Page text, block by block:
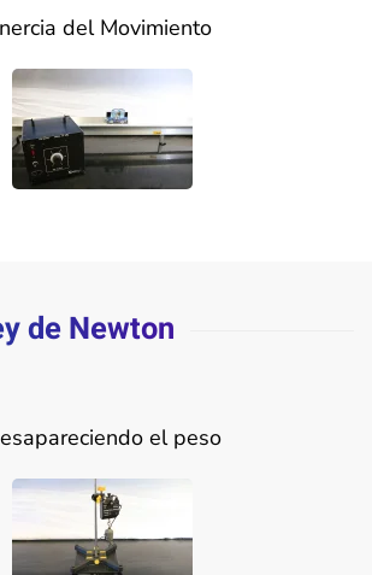
del Movimiento
de Newton
el peso